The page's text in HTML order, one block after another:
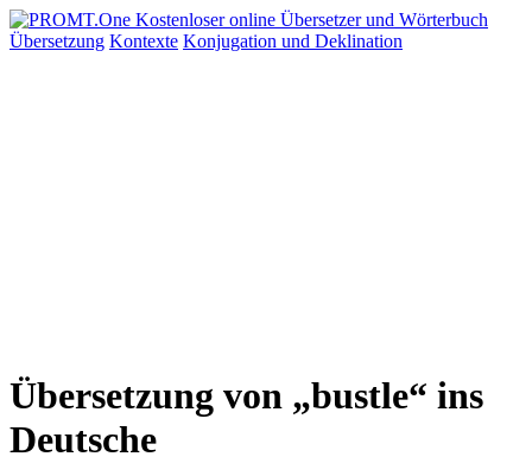
Übersetzung Kontexte Konjugation und Deklination
Übersetzung von „bustle“ ins
Deutsche